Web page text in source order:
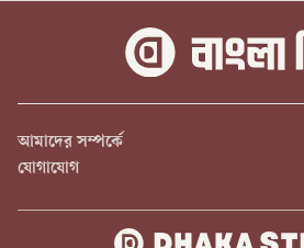
আমাদের সম্পর্কে
যোগাযোগ